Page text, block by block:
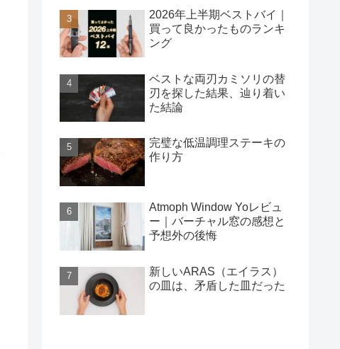
2026年上半期ベストバイ｜
買って良かったものランキ
ング
ベストな両刃カミソリの替
刃を探した結果、辿り着い
た結論
完璧な低温調理ステーキの
作り方
Atmoph Window Yoレビュ
ー｜バーチャル窓の感想と
予想外の後悔
新しいARAS（エイラス）
の皿は、矛盾した皿だった